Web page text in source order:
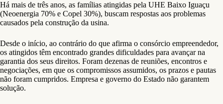
Há mais de três anos, as famílias atingidas pela UHE Baixo Iguaçu
(Neoenergia 70% e Copel 30%), buscam respostas aos problemas
causados pela construção da usina.
Desde o início, ao contrário do que afirma o consórcio empreendedor,
os atingidos têm encontrado grandes dificuldades para avançar na
garantia dos seus direitos. Foram dezenas de reuniões, encontros e
negociações, em que os compromissos assumidos, os prazos e pautas
não foram cumpridos. Empresa e governo do Estado não garantem
solução.